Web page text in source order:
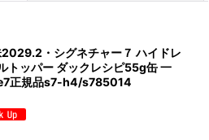
・シグネチャー７ ハイドレ
トッパー ダックレシピ55g缶 一
正規品s7-h4/s785014